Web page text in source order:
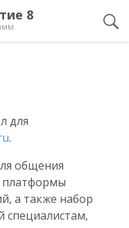
8
для
.
общения
платформы
а также набор
специалистам,